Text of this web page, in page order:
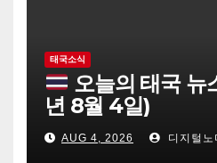
태국소식
오늘의 태국 뉴
년 8월 4일)
AUG 4, 2026 디지털노